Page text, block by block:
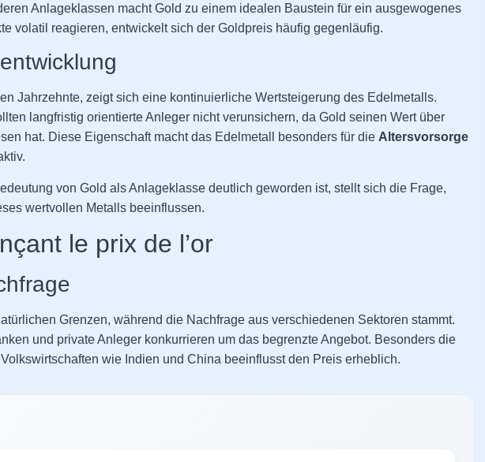
Anlageklassen macht Gold zu einem idealen Baustein für ein ausgewogenes
volatil reagieren, entwickelt sich der Goldpreis häufig gegenläufig.
Jahrzehnte, zeigt sich eine kontinuierliche Wertsteigerung des Edelmetalls.
langfristig orientierte Anleger nicht verunsichern, da Gold seinen Wert über
hat. Diese Eigenschaft macht das Edelmetall besonders für die Altersvorsorge
von Gold als Anlageklasse deutlich geworden ist, stellt sich die Frage,
wertvollen Metalls beeinflussen.
le prix de l’or
Grenzen, während die Nachfrage aus verschiedenen Sektoren stammt.
und private Anleger konkurrieren um das begrenzte Angebot. Besonders die
wie Indien und China beeinflusst den Preis erheblich.